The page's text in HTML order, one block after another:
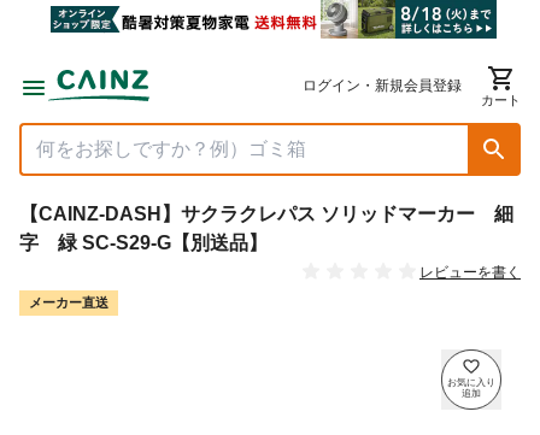
ログイン・新規会員登録
カート
【CAINZ-DASH】サクラクレパス ソリッドマーカー 細
字 緑 SC-S29-G【別送品】
レビューを書く
メーカー直送